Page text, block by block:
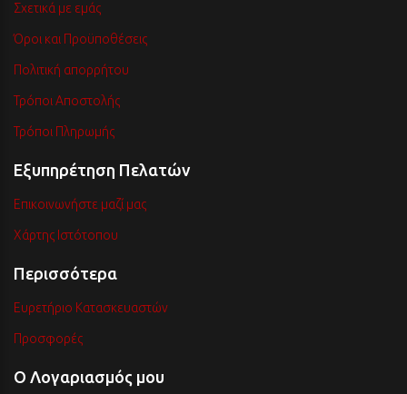
Σχετικά με εμάς
Όροι και Προϋποθέσεις
Πολιτική απορρήτου
Τρόποι Αποστολής
Τρόποι Πληρωμής
Εξυπηρέτηση Πελατών
Επικοινωνήστε μαζί μας
Χάρτης Ιστότοπου
Περισσότερα
Ευρετήριο Κατασκευαστών
Προσφορές
Ο Λογαριασμός μου